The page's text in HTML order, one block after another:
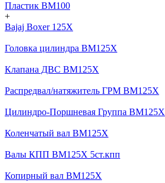
Пластик BM100
+
Bajaj Boxer 125X
Головка цилиндра BM125X
Клапана ДВС BM125X
Распредвал/натяжитель ГРМ BM125X
Цилиндро-Поршневая Группа BM125X
Коленчатый вал BM125X
Валы КПП BM125X 5ст.кпп
Копирный вал BM125X